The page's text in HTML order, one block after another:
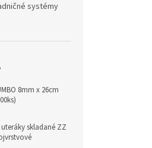
systémy
8mm x 26cm
skladané ZZ